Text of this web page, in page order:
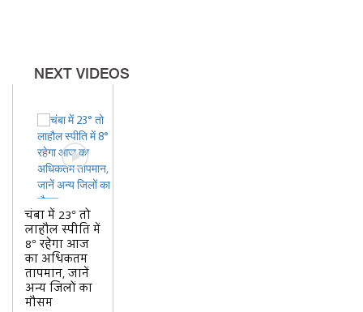
से नगर निगम के कर्मचारी के नाम पर
पैसे मांगने के आरोप पर सुनिए क्या
जानकारी दे रही नगर नियुक्त
आयोगPM आवास योजना के लाभार्थी
से नगर निगम के कर्मचारी के नाम पर
पैसे मांगने के आरोप पर सुनिए क्या
जानकारी दे रही नगर नियुक्त आयोग
NEXT VIDEOS
चंबा में 23° तो
लाहौल स्पीति में
8° रहेगा आज
का अधिकतम
तापमान, जानें
अन्य जिलों का
मौसम